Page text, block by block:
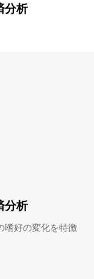
分析
分析
嗜好の変化を特徴